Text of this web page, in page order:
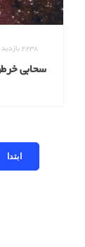
2238بازدید
سحابی